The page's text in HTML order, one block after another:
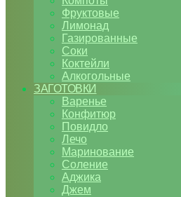
Фруктовые
Лимонад
Газированные
Соки
Коктейли
Алкогольные
ЗАГОТОВКИ
Варенье
Конфитюр
Повидло
Лечо
Маринование
Соление
Аджика
Джем